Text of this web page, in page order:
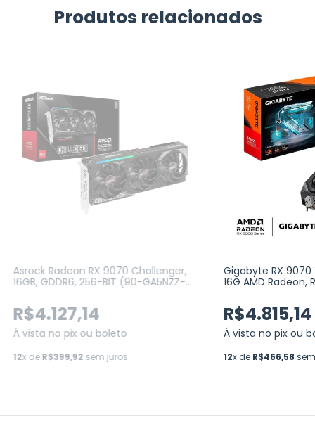
Produtos relacionados
Asrock Radeon RX 9070 Challenger,
16GB, GDDR6, 256-BIT (90-GA5NZZ-
R$4.127,14
Á vista no pix ou boleto
12x deR$399,92 sem juros
Gigabyte RX 9070
16G AMD Radeon,
R9070XTGAMING
R$4.815,14
Á vista no pix ou
12x de R$466,58